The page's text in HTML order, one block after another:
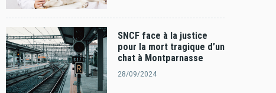
SNCF face à la justice
pour la mort tragique d’un
chat à Montparnasse
28/09/2024